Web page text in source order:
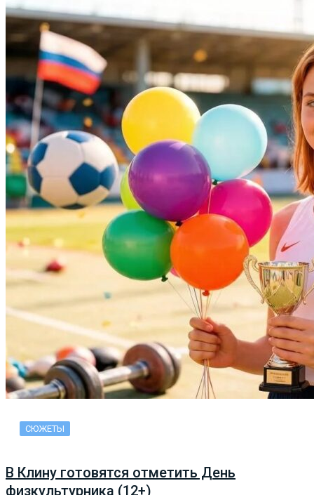
СЮЖЕТЫ
В Клину готовятся отметить День
физкультурника (12+)